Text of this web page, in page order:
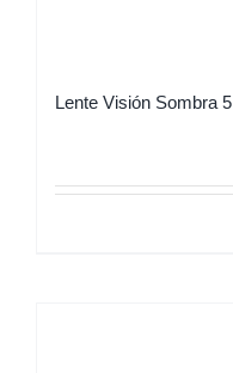
Lente Visión Sombra 5